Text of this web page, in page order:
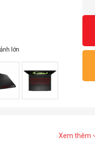
lớn
Xem thêm